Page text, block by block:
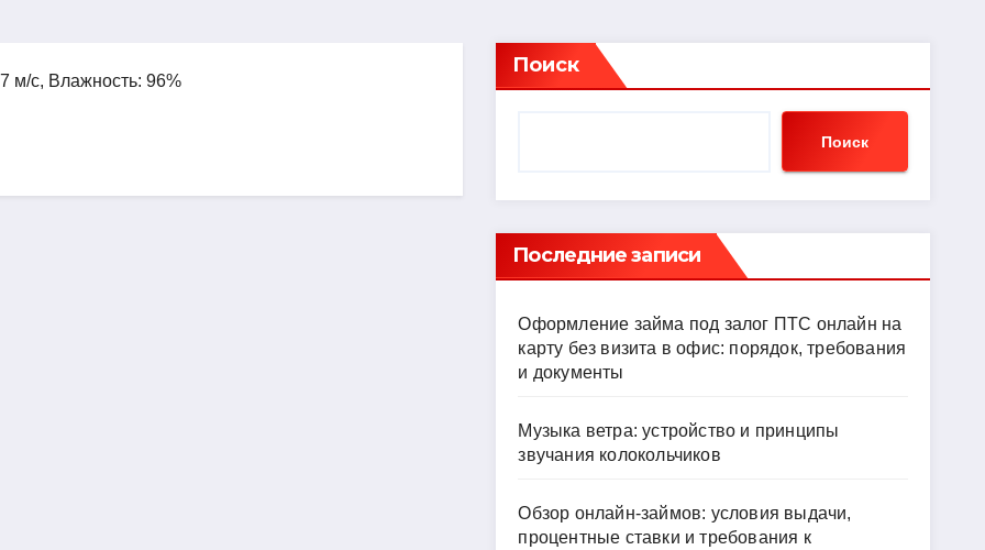
м/с, Влажность: 96%
Поиск
Поиск
Последние записи
Оформление займа под залог ПТС онлайн на
карту без визита в офис: порядок, требования
и документы
Музыка ветра: устройство и принципы
звучания колокольчиков
Обзор онлайн-займов: условия выдачи,
процентные ставки и требования к